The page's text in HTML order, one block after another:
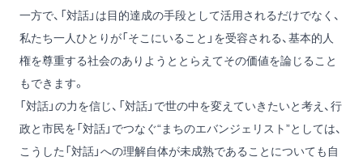
一方で、「対話」は目的達成の手段として活用されるだけでなく、
私たち一人ひとりが「そこにいること」を受容される、基本的人
権を尊重する社会のありようととらえてその価値を論じること
もできます。
「対話」の力を信じ、「対話」で世の中を変えていきたいと考え、行
政と市民を「対話」でつなぐ“まちのエバンジェリスト”としては、
こうした「対話」への理解自体が未成熟であることについても自